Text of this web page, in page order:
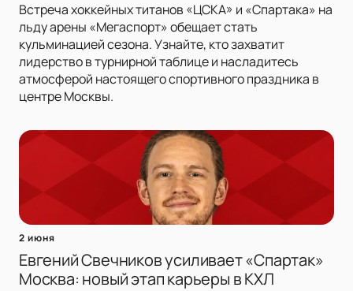
Встреча хоккейных титанов «ЦСКА» и «Спартака» на
льду арены «Мегаспорт» обещает стать
кульминацией сезона. Узнайте, кто захватит
лидерство в турнирной таблице и насладитесь
атмосферой настоящего спортивного праздника в
центре Москвы.
2 июня
Евгений Свечников усиливает «Спартак»
Москва: новый этап карьеры в КХЛ